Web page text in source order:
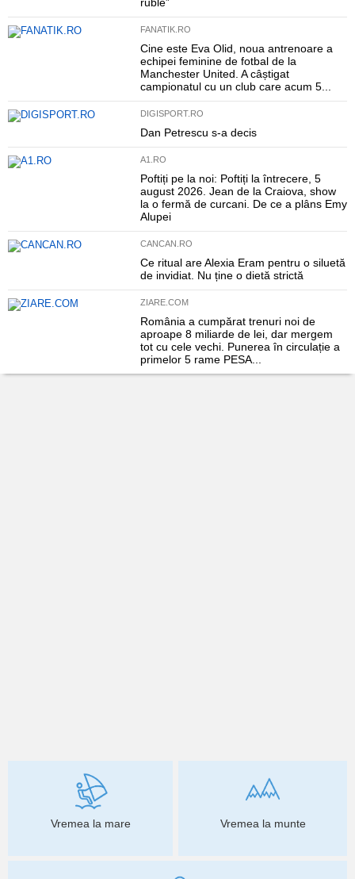
FANATIK.RO
Cine este Eva Olid, noua antrenoare a
echipei feminine de fotbal de la
Manchester United. A câștigat
campionatul cu un club care acum 5...
DIGISPORT.RO
Dan Petrescu s-a decis
A1.RO
Poftiți pe la noi: Poftiți la întrecere, 5
august 2026. Jean de la Craiova, show
la o fermă de curcani. De ce a plâns Emy
Alupei
CANCAN.RO
Ce ritual are Alexia Eram pentru o siluetă
de invidiat. Nu ține o dietă strictă
ZIARE.COM
România a cumpărat trenuri noi de
aproape 8 miliarde de lei, dar mergem
tot cu cele vechi. Punerea în circulație a
primelor 5 rame PESA...
Vremea la mare Vremea la munte